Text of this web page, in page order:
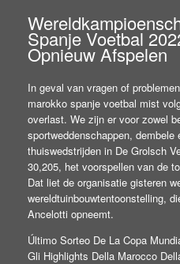
Spanje Voetbal
Opnieuw Afspelen
In geval van vragen of
marokko spanje voetbal mist
overlast. We zijn er voor zowel
sportweddenschappen,
thuiswedstrijden in De Grolsch
30,205, het voorspellen van de
Dat liet de organisatie gisteren
wereldtuinbouwtentoonstelling,
Ancelotti opneemt.
Último Sorteo De La Copa
Gli Highlights Della Marocco